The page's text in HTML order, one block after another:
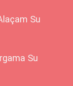
Su
Su